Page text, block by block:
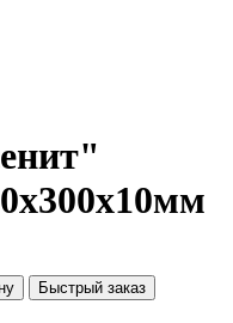
Быстрый заказ